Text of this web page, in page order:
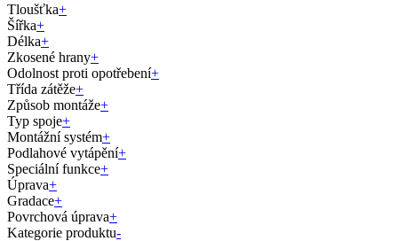
Tloušťka+
Šířka+
Délka+
Zkosené hrany+
Odolnost proti opotřebení+
Třída zátěže+
Způsob montáže+
Typ spoje+
Montážní systém+
Podlahové vytápění+
Speciální funkce+
Úprava+
Gradace+
Povrchová úprava+
Kategorie produktu-